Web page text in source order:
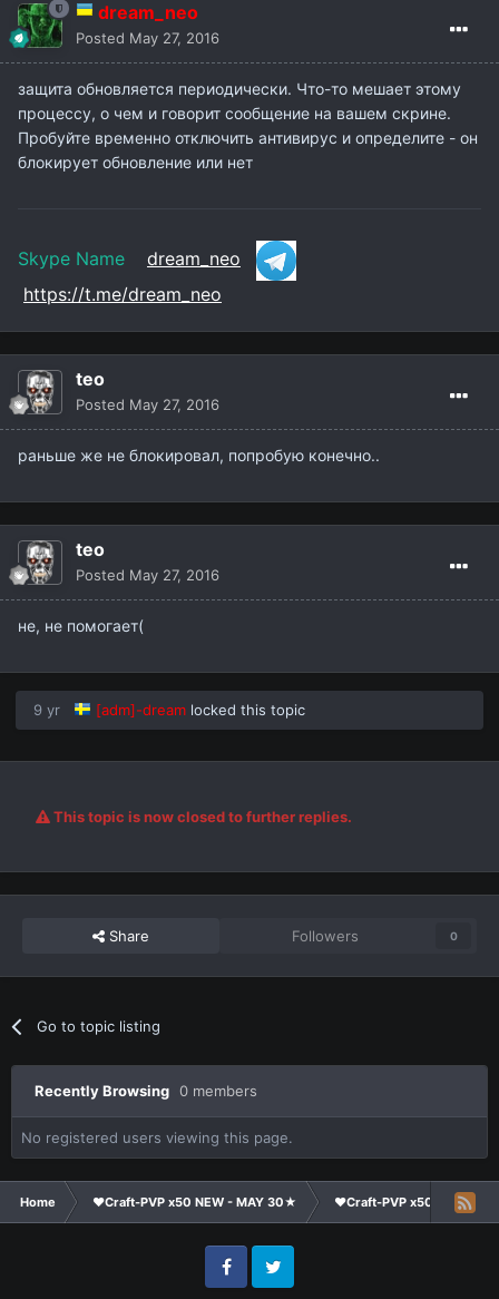
dream_neo
Posted May 27, 2016
защита обновляется периодически. Что-то мешает этому
процессу, о чем и говорит сообщение на вашем скрине.
Пробуйте временно отключить антивирус и определите - он
блокирует обновление или нет
Skype Name dream_neo
https://t.me/dream_neo
teo
Posted May 27, 2016
раньше же не блокировал, попробую конечно..
teo
Posted May 27, 2016
не, не помогает(
9 yr [adm]-dream locked this topic
This topic is now closed to further replies.
Share Followers 0
Go to topic listing
Recently Browsing 0 members
No registered users viewing this page.
Home ❤Craft-PVP x50 NEW - MAY 30★ ❤Craft-PVP x50★
FacebookTwitter